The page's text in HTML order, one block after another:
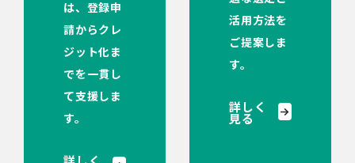
は、登録申
請からクレ
ジット化ま
でを一貫し
て支援しま
す。
活用方法を
ご提案しま
す。
詳しく
見る